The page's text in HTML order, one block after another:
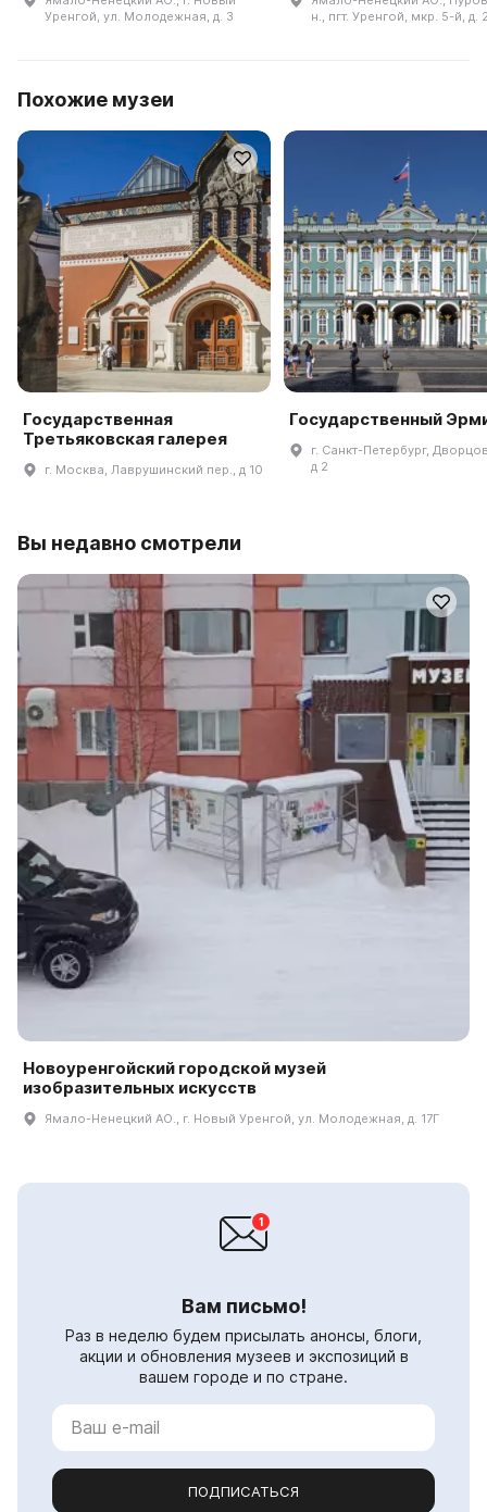
Уренгой, ул. Молодежная, д. 3
н., пгт. Уренгой, мкр. 5-й, д.
Похожие музеи
Государственная
Третьяковская галерея
г. Москва, Лаврушинский пер., д 10
Государственный
г. Санкт-Петербург,
д 2
Вы недавно смотрели
Новоуренгойский городской музей
изобразительных искусств
Ямало-Ненецкий АО., г. Новый Уренгой, ул. Молодежная, д. 17Г
Вам письмо!
Раз в неделю будем присылать анонсы, блоги,
акции и обновления музеев и экспозиций в
вашем городе и по стране.
ПОДПИСАТЬСЯ